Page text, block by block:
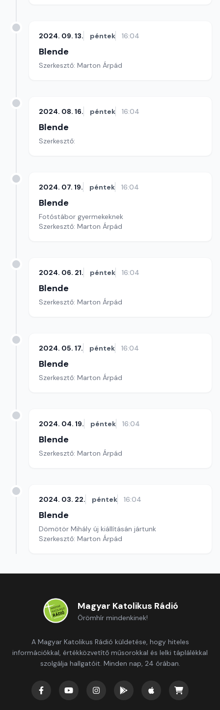
2024. 09. 13. péntek 16:04
Blende
Szerkesztő: Marton Árpád
2024. 08. 16. péntek 16:04
Blende
Szerkesztő:
2024. 07. 19. péntek 16:04
Blende
Fotóstábor gyermekeknek
Szerkesztő: Marton Árpád
2024. 06. 21. péntek 16:04
Blende
Szerkesztő: Marton Árpád
2024. 05. 17. péntek 16:04
Blende
Szerkesztő: Marton Árpád
2024. 04. 19. péntek 16:04
Blende
Szerkesztő: Marton Árpád
2024. 03. 22. péntek 16:04
Blende
Dömötör Mihály új kiállításán jártunk
Szerkesztő: Marton Árpád
Magyar Katolikus Rádió
Örömhír mindenkinek!
A Magyar Katolikus Rádió küldetése, hogy hiteles
információkkal, értékközvetítő műsorokkal és lelki táplálékkal
szolgálja hallgatóit. Minden nap, 24 órában.